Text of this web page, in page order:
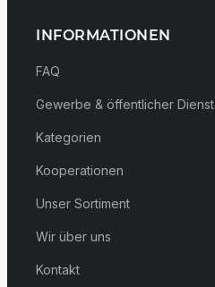
INFORMATIONEN
FAQ
Gewerbe & öffentlicher Dienst
Kategorien
Kooperationen
Unser Sortiment
Wir über uns
Kontakt